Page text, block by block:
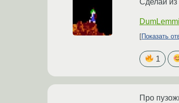
Сделай из
Показать
1
Про